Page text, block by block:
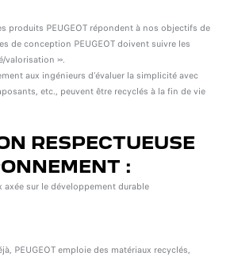
produits PEUGEOT répondent à nos objectifs de
de conception PEUGEOT doivent suivre les
valorisation ».
aux ingénieurs d’évaluer la simplicité avec
etc., peuvent être recyclés à la fin de vie
RESPECTUEUSE
:
axée sur le développement durable
PEUGEOT emploie des matériaux recyclés,